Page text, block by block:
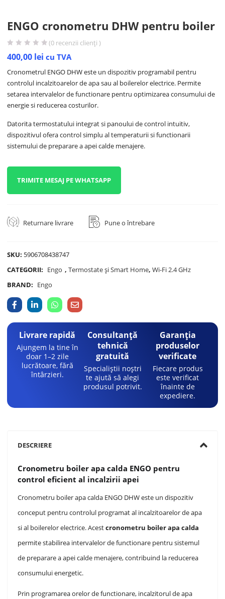
ENGO cronometru DHW pentru boiler
(0 recenzii clienți )
400,00 lei cu TVA
Cronometrul ENGO DHW este un dispozitiv programabil pentru
controlul incalzitoarelor de apa sau al boilerelor electrice. Permite
setarea intervalelor de functionare pentru optimizarea consumului de
energie si reducerea costurilor.
Datorita termostatului integrat si panoului de control intuitiv,
dispozitivul ofera control simplu al temperaturii si functionarii
sistemului de preparare a apei calde menajere.
TRIMITE MESAJ PE WHATSAPP
Returnare livrare Pune o întrebare
SKU: 5906708438747
CATEGORII: Engo ,Termostate și Smart Home,Wi-Fi 2.4 GHz
BRAND: Engo
Livrare rapidă
Ajungem la tine în
doar 1–2 zile
lucrătoare, fără
întârzieri.
Consultanță
tehnică
gratuită
Specialiștii noștri
te ajută să alegi
produsul potrivit.
Garanția
produselor
verificate
Fiecare produs
este verificat
înainte de
expediere.
DESCRIERE
Cronometru boiler apa calda ENGO pentru
control eficient al incalzirii apei
Cronometru boiler apa calda ENGO DHW este un dispozitiv
conceput pentru controlul programat al incalzitoarelor de apa
si al boilerelor electrice. Acestcronometru boiler apa calda
permite stabilirea intervalelor de functionare pentru sistemul
de preparare a apei calde menajere, contribuind la reducerea
consumului energetic.
Prin programarea orelor de functionare, incalzitorul de apa